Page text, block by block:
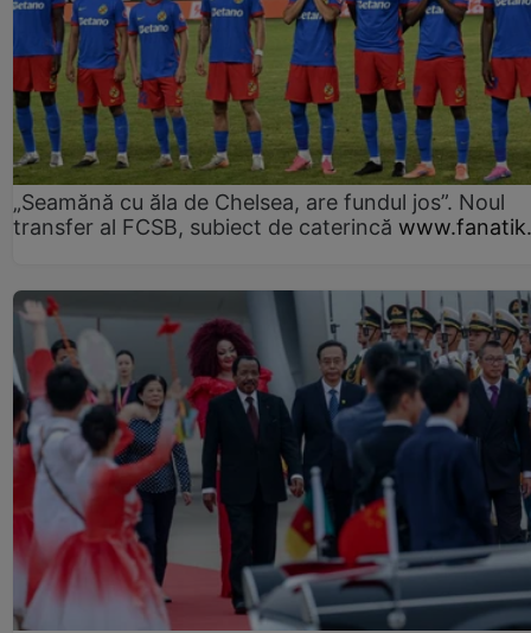
„Seamănă cu ăla de Chelsea, are fundul jos”. Noul
transfer al FCSB, subiect de caterincă